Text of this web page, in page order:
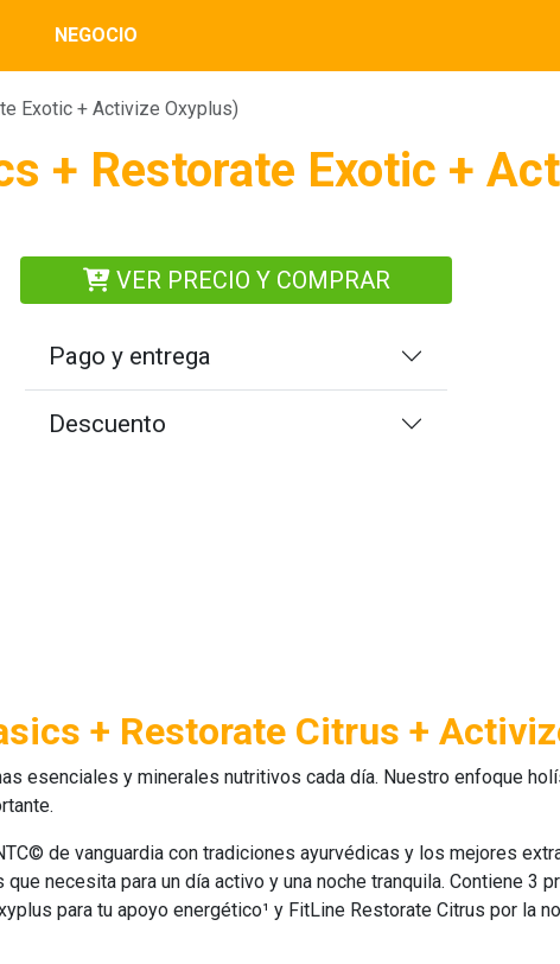
NEGOCIO
Exotic + Activize Oxyplus)
+ Restorate Exotic +
VER PRECIO Y COMPRAR
Pago y entrega
Descuento
+ Restorate Citrus +
esenciales y minerales nutritivos cada día. Nuestro enfoque
de vanguardia con tradiciones ayurvédicas y los mejores
necesita para un día activo y una noche tranquila. Contiene 3
para tu apoyo energético¹ y FitLine Restorate Citrus por la